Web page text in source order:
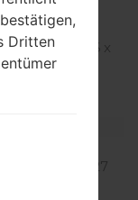
(0.67 Zoll)
(4.06 x
(4.37 unzen)
S1 MSM7627
Dritten